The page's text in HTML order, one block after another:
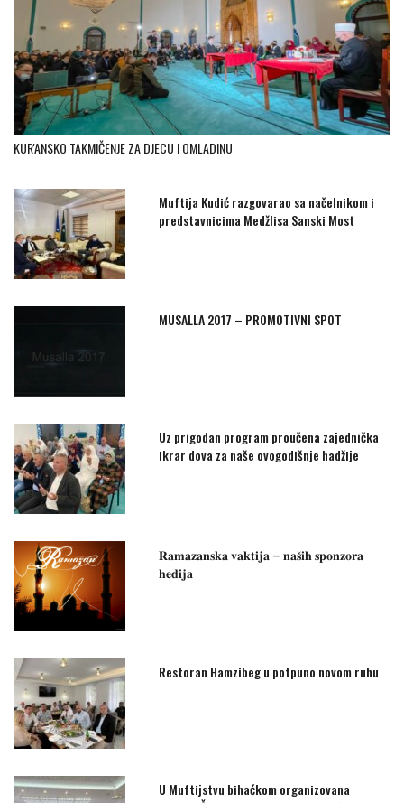
KUR'ANSKO TAKMIČENJE ZA DJECU I OMLADINU
Muftija Kudić razgovarao sa načelnikom i
predstavnicima Medžlisa Sanski Most
MUSALLA 2017 – PROMOTIVNI SPOT
Uz prigodan program proučena zajednička
ikrar dova za naše ovogodišnje hadžije
𝐑𝐚𝐦𝐚𝐳𝐚𝐧𝐬𝐤𝐚 𝐯𝐚𝐤𝐭𝐢𝐣𝐚 – 𝐧𝐚𝐬̌𝐢𝐡 𝐬𝐩𝐨𝐧𝐳𝐨𝐫𝐚
𝐡𝐞𝐝𝐢𝐣𝐚
Restoran Hamzibeg u potpuno novom ruhu
U Muftijstvu bihaćkom organizovana